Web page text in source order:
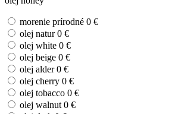
morenie prírodné 0 €
olej natur0 €
olej white 0 €
olej beige 0 €
olej alder0 €
olej cherry 0 €
olej tobacco 0 €
olej walnut 0 €